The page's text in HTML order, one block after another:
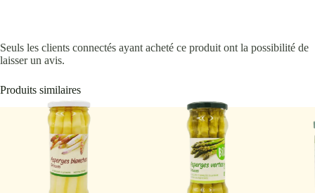
Seuls les clients connectés ayant acheté ce produit ont la possibilité de
laisser un avis.
Produits similaires